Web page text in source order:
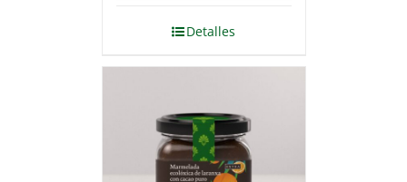
Detalles